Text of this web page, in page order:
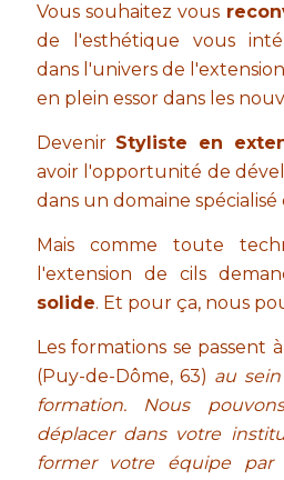
Vous souhaitez vous
de l'esthétique vous
dans l'univers de
en plein essor dans les
Devenir Styliste en
avoir l'opportunité de
dans un domaine spécialisé
Mais comme toute
l'extension de cils
solide. Et pour ça, nous
Les formations se passent à
(Puy-de-Dôme, 63) au
formation. Nous
déplacer dans votre
former votre équipe par